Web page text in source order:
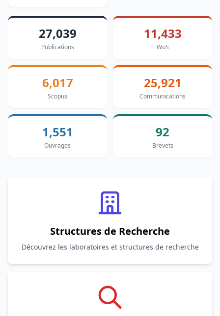
27,039
Publications
11,433
WoS
6,017
Scopus
25,921
Communications
1,551
Ouvrages
92
Brevets
Structures de Recherche
Découvrez les laboratoires et structures de recherche